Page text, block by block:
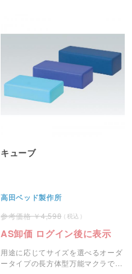
キューブ
高田ベッド製作所
4,598
AS卸価 ログイン後に表示
用途に応じてサイズを選べるオーダ
ータイプの長方体型万能マクラで